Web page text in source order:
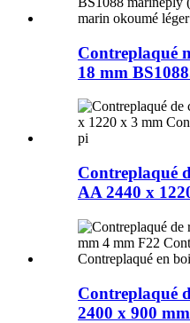
Contreplaqué
18 mm
Contreplaqué
AA 2440 x
Contreplaqué
2400 x 900